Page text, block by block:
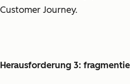
Customer Journey.
Herausforderung 3: